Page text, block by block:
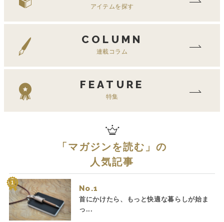
アイテムを探す
COLUMN
連載コラム
FEATURE
特集
「 マガジンを読む 」の
人気記事
No.
首にかけたら、もっと快適な暮らしが始ま
っ...